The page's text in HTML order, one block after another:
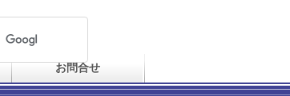
お問合せ